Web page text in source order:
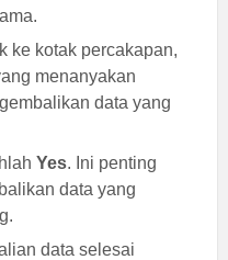
ke kotak percakapan,
menanyakan
data yang
Yes. Ini penting
data yang
data selesai